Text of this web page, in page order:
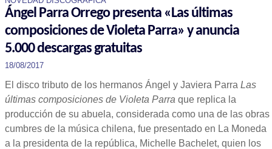
Ángel Parra Orrego presenta «Las últimas
composiciones de Violeta Parra» y anuncia
5.000 descargas gratuitas
18/08/2017
El disco tributo de los hermanos Ángel y Javiera Parra Las
últimas composiciones de Violeta Parra que replica la
producción de su abuela, considerada como una de las obras
cumbres de la música chilena, fue presentado en La Moneda
a la presidenta de la república, Michelle Bachelet, quien los